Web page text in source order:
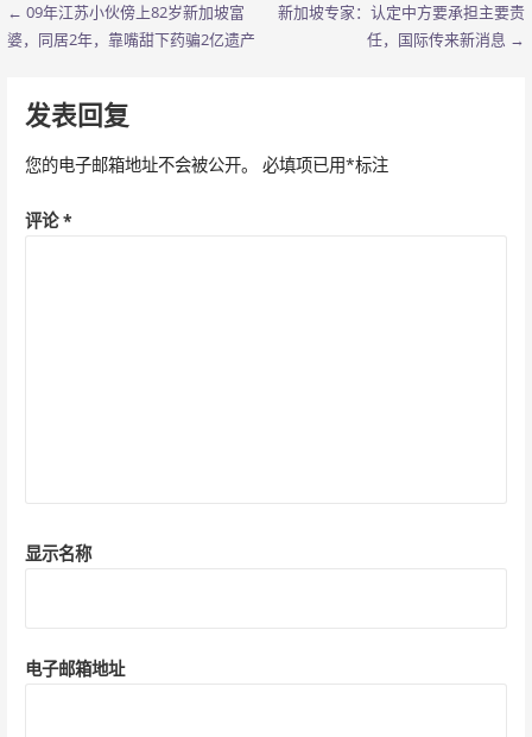
文
导
航
← 09年江苏小伙傍上82岁新加坡富
婆，同居2年，靠嘴甜下药骗2亿遗产
新加坡专家：认定中方要承担主要责
任，国际传来新消息 →
发表回复
您的电子邮箱地址不会被公开。 必填项已用*标注
评论*
显示名称
电子邮箱地址